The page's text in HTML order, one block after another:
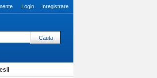
Login Inregistrare